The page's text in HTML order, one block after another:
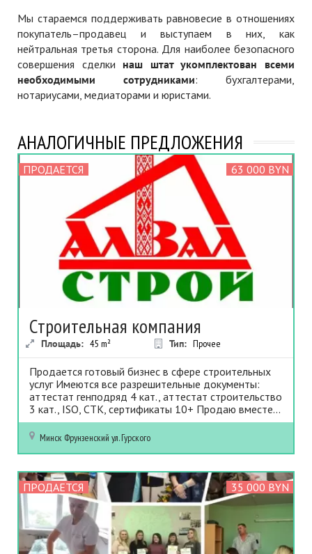
Мы стараемся поддерживать равновесие в отношениях
покупатель–продавец и выступаем в них, как
нейтральная третья сторона. Для наиболее безопасного
совершения сделки наш штат укомплектован всеми
необходимыми сотрудниками: бухгалтерами,
нотариусами, медиаторами и юристами.
АНАЛОГИЧНЫЕ ПРЕДЛОЖЕНИЯ
ПРОДАЕТСЯ 63 000 BYN
Строительная компания
Площадь: 45 m² Тип: Прочее
Продается готовый бизнес в сфере строительных
услуг Имеются все разрешительные документы:
аттестат генподряд 4 кат., аттестат строительство
3 кат., ISO, СТК, сертификаты 10+ Продаю вместе...
Минск Фрунзенский ул. Гурского
ПРОДАЕТСЯ 35 000 BYN